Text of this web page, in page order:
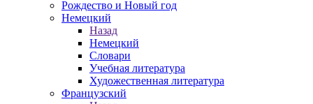
Рождество и Новый год
Немецкий
Назад
Немецкий
Словари
Учебная литература
Художественная литература
Французский